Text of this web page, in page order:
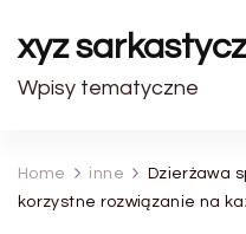
xyz
Wpisy tematyczne
Home inne
Dzierżawa
korzystne rozwiązanie na